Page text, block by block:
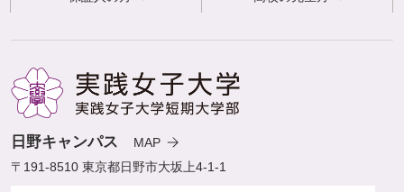
日野キャンパス
MAP
〒191-8510 東京都日野市大坂上4-1-1